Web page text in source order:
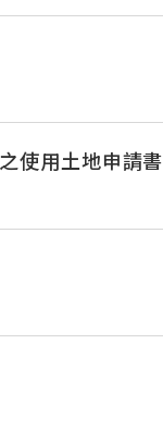
使用土地申請書